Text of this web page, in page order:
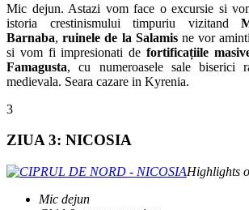
Mic dejun. Astazi vom face o excursie si
istoria crestinismului timpuriu vizitand
Barnaba,ruinele de la Salamisne vor
si vom fi impresionati de fortificațiile
Famagusta, cu numeroasele sale biserici
medievala. Seara cazare in Kyrenia.
3
ZIUA 3: NICOSIA
Highlights
Mic dejun